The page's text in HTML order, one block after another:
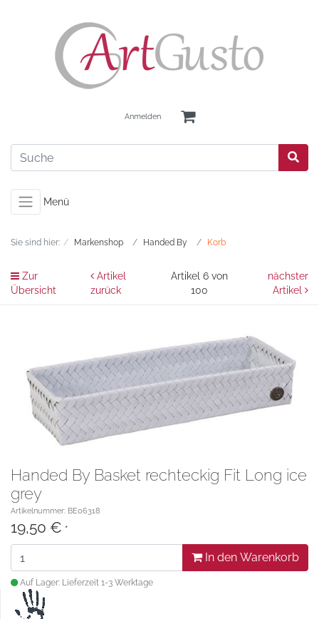
Anmelden
Menü
Sie sind hier: Markenshop Handed By Korb
Zur
Übersicht
Artikel
zurück
Artikel 6 von
100
nächster
Artikel
Handed By Basket rechteckig Fit Long ice
grey
Artikelnummer: BE06318
19,50 € *
In den Warenkorb
Auf Lager: Lieferzeit 1-3 Werktage